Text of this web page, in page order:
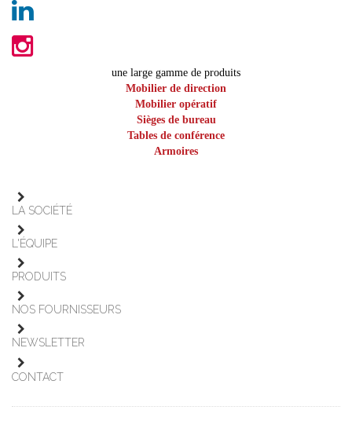
une large gamme de produits
Mobilier de direction
Mobilier opératif
Sièges de bureau
Tables de conférence
Armoires
LA SOCIÉTÉ
L'ÉQUIPE
PRODUITS
NOS FOURNISSEURS
NEWSLETTER
CONTACT